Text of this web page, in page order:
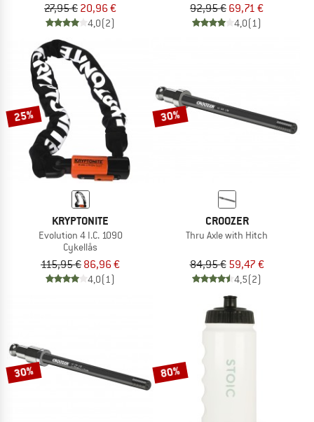
27,95 € 20,96 €
4,0(2)
92,95 € 69,71 €
4,0(1)
25%
KRYPTONITE
Evolution 4 I.C. 1090
Cykellås
115,95 € 86,96 €
4,0(1)
30%
CROOZER
Thru Axle with Hitch
84,95 € 59,47 €
4,5(2)
30% 80%